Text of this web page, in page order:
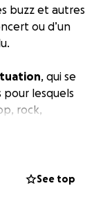
buzz et autres
ou d’un
, qui se
pour lesquels
rock,
il
See top